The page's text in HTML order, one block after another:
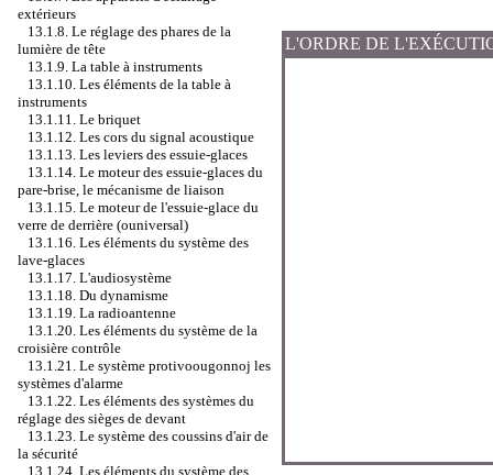
extérieurs
13.1.8. Le réglage des phares de la
lumière de tête
13.1.9. La table à instruments
13.1.10. Les éléments de la table à
instruments
13.1.11. Le briquet
13.1.12. Les cors du signal acoustique
13.1.13. Les leviers des essuie-glaces
13.1.14. Le moteur des essuie-glaces du
pare-brise, le mécanisme de liaison
13.1.15. Le moteur de l'essuie-glace du
verre de derrière (ouniversal)
13.1.16. Les éléments du système des
lave-glaces
13.1.17. L'audiosystème
13.1.18. Du dynamisme
13.1.19. La radioantenne
13.1.20. Les éléments du système de la
croisière contrôle
13.1.21. Le système protivoougonnoj les
systèmes d'alarme
13.1.22. Les éléments des systèmes du
réglage des sièges de devant
13.1.23. Le système des coussins d'air de
la sécurité
13.1.24. Les éléments du système des
L'ORDRE DE